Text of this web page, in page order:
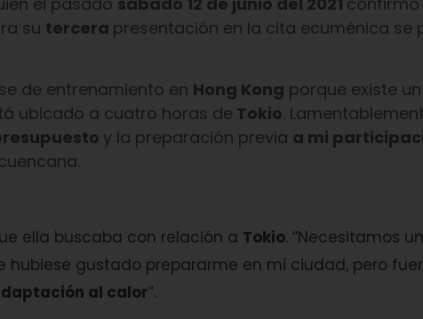
su tercera presentación en la cita ecuménica se
de entrenamiento en Hong Kong porque existe
ubicado a cuatro horas de Tokio.
y la preparación previa a mi
ella buscaba con relación a Tokio. “Necesitamos
gustado prepararme en mi ciudad, pero
al calor”.